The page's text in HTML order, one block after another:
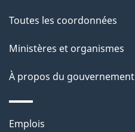
p
a
g
e
Toutes les coordonnées
Ministères et organismes
À propos du gouvernement
Thèmes
Emplois